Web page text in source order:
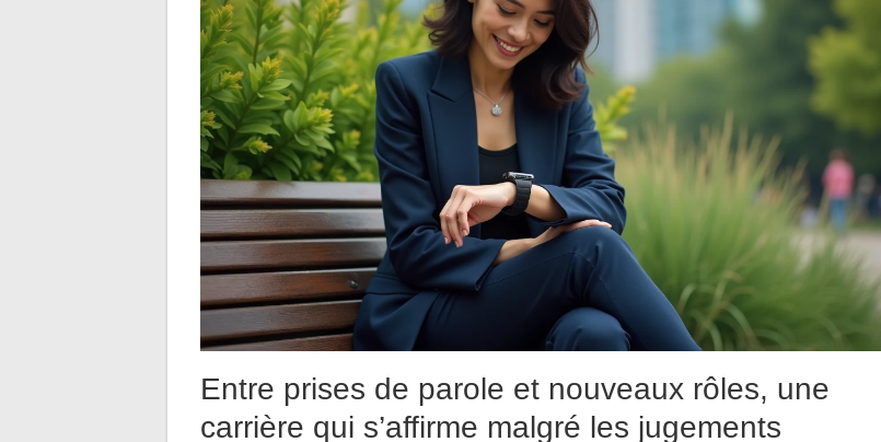
Entre prises de parole et nouveaux rôles, une
carrière qui s’affirme malgré les jugements